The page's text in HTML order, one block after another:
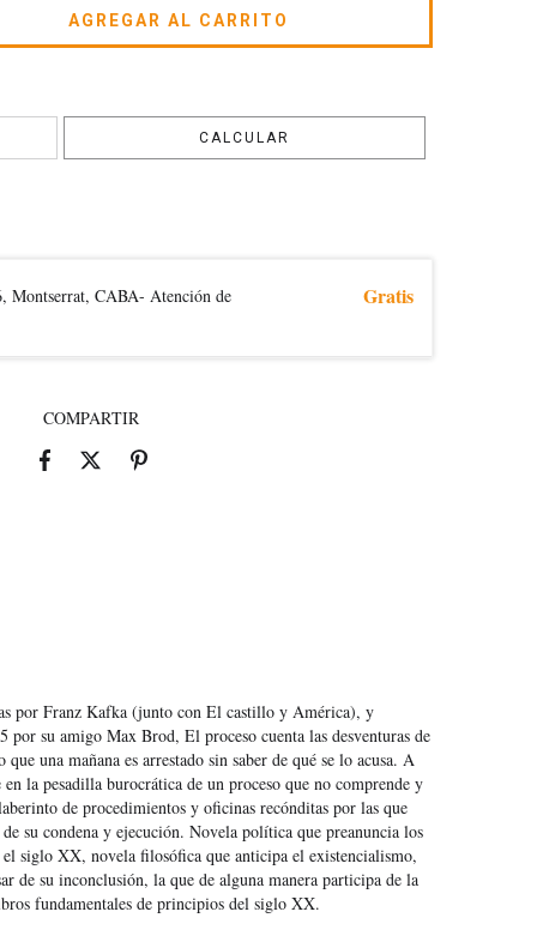
CALCULAR
Montserrat, CABA- Atención de
Gratis
COMPARTIR
por Franz Kafka (junto con El castillo y América), y
por su amigo Max Brod, El proceso cuenta las desventuras de
una mañana es arrestado sin saber de qué se lo acusa. A
la pesadilla burocrática de un proceso que no comprende y
de procedimientos y oficinas recónditas por las que
su condena y ejecución. Novela política que preanuncia los
siglo XX, novela filosófica que anticipa el existencialismo,
de su inconclusión, la que de alguna manera participa de la
fundamentales de principios del siglo XX.